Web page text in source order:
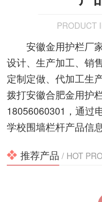
PRODUCT
安徽金用护栏厂
设计、生产加工、销
定制定做、代加工生
拨打安徽合肥金用护
18056060301，通过
学校围墙栏杆产品信息
推荐产品 / HOT